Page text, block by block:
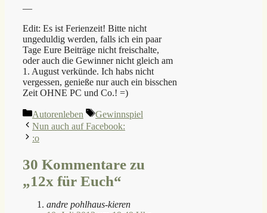
—
Edit: Es ist Ferienzeit! Bitte nicht
ungeduldig werden, falls ich ein paar
Tage Eure Beiträge nicht freischalte,
oder auch die Gewinner nicht gleich am
1. August verkünde. Ich habs nicht
vergessen, genieße nur auch ein bisschen
Zeit OHNE PC und Co.! =)
Kategorien
Autorenleben Schlagwörter
Gewinnspiel
Nun auch auf Facebook:
:o
30 Kommentare zu
„12x für Euch“
andre pohlhaus-kieren